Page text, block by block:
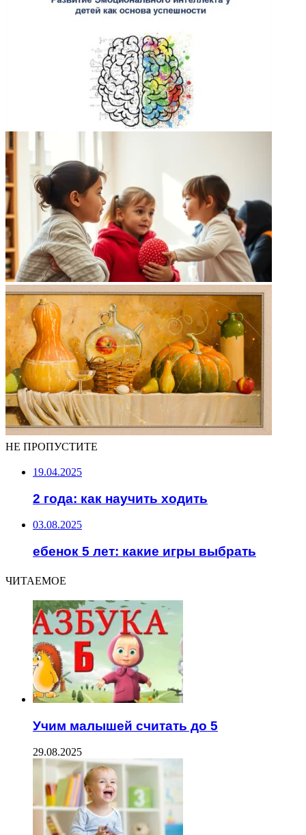
НЕ ПРОПУСТИТЕ
19.04.2025
2 года: как научить ходить
03.08.2025
ебенок 5 лет: какие игры выбрать
ЧИТАЕМОЕ
Учим малышей считать до 5
29.08.2025